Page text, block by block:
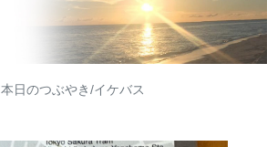
本日のつぶやき/イケバス